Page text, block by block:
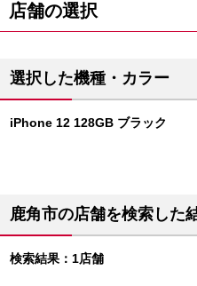
店舗の選択
選択した機種・カラー
iPhone 12 128GB ブラック
鹿角市の店舗を検索した
検索結果：1店舗